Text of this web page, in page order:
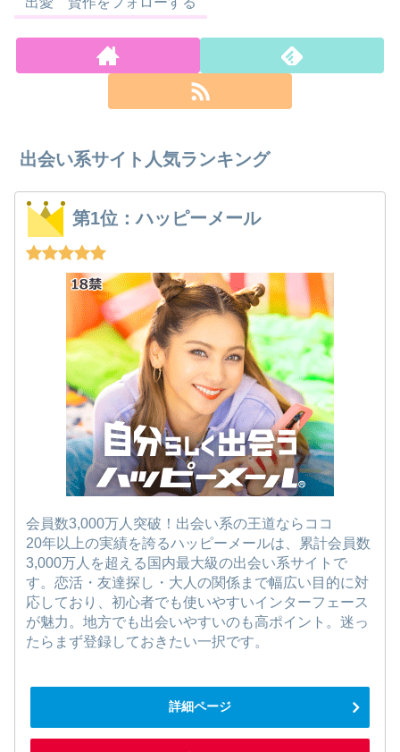
出会い系サイト人気ランキング
第1位：ハッピーメール
会員数3,000万人突破！出会い系の王道ならココ
20年以上の実績を誇るハッピーメールは、累計会員数
3,000万人を超える国内最大級の出会い系サイトで
す。恋活・友達探し・大人の関係まで幅広い目的に対
応しており、初心者でも使いやすいインターフェース
が魅力。地方でも出会いやすいのも高ポイント。迷っ
たらまず登録しておきたい一択です。
詳細ページ